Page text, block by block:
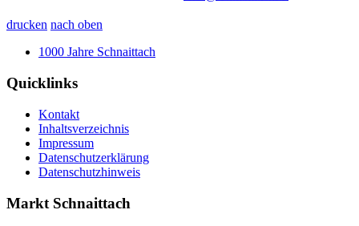
drucken nach oben
1000 Jahre Schnaittach
Quicklinks
Kontakt
Inhaltsverzeichnis
Impressum
Datenschutzerklärung
Datenschutzhinweis
Markt Schnaittach